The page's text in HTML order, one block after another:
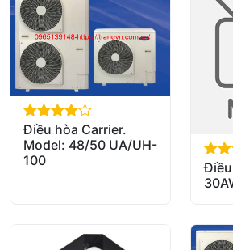
out of 5
Điều hòa Carrier.
Model: 48/50 UA/UH-
100
out